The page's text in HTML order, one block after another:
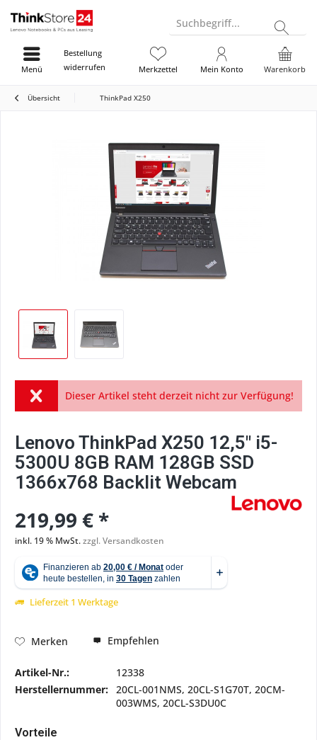
Suchbegriff...
Bestellung
widerrufen
Warenkorb
Merkzettel Mein Konto
Menü
Übersicht ThinkPad X250
Dieser Artikel steht derzeit nicht zur Verfügung!
Lenovo ThinkPad X250 12,5" i5-
5300U 8GB RAM 128GB SSD
1366x768 Backlit Webcam
219,99 € *
inkl. 19 % MwSt.zzgl. Versandkosten
Lieferzeit 1 Werktage
Merken Empfehlen
Artikel-Nr.:
12338
Herstellernummer: 20CL-001NMS, 20CL-S1G70T, 20CM-
003WMS, 20CL-S3DU0C
Vorteile